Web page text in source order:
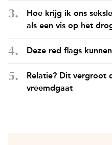
Hoe krijg ik ons
als een vis op het
Deze red flags
Relatie? Dit vergroot
vreemdgaat